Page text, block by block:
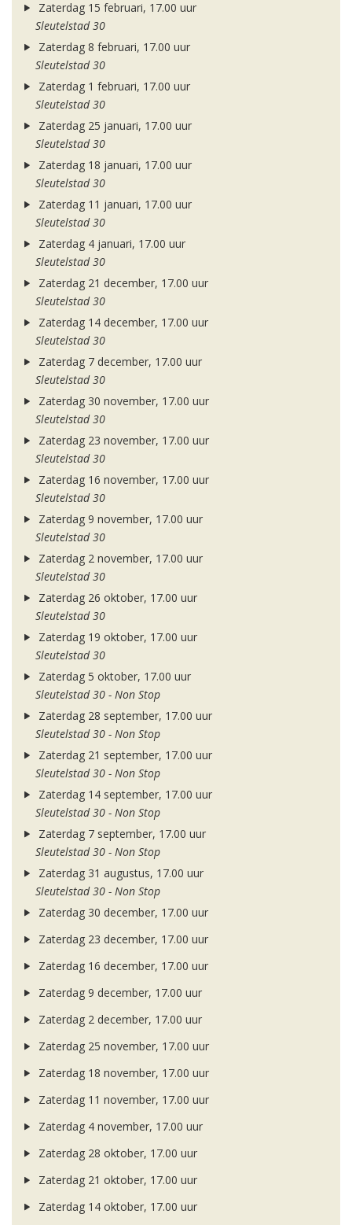
Zaterdag 15 februari, 17.00 uur
Sleutelstad 30
Zaterdag 8 februari, 17.00 uur
Sleutelstad 30
Zaterdag 1 februari, 17.00 uur
Sleutelstad 30
Zaterdag 25 januari, 17.00 uur
Sleutelstad 30
Zaterdag 18 januari, 17.00 uur
Sleutelstad 30
Zaterdag 11 januari, 17.00 uur
Sleutelstad 30
Zaterdag 4 januari, 17.00 uur
Sleutelstad 30
Zaterdag 21 december, 17.00 uur
Sleutelstad 30
Zaterdag 14 december, 17.00 uur
Sleutelstad 30
Zaterdag 7 december, 17.00 uur
Sleutelstad 30
Zaterdag 30 november, 17.00 uur
Sleutelstad 30
Zaterdag 23 november, 17.00 uur
Sleutelstad 30
Zaterdag 16 november, 17.00 uur
Sleutelstad 30
Zaterdag 9 november, 17.00 uur
Sleutelstad 30
Zaterdag 2 november, 17.00 uur
Sleutelstad 30
Zaterdag 26 oktober, 17.00 uur
Sleutelstad 30
Zaterdag 19 oktober, 17.00 uur
Sleutelstad 30
Zaterdag 5 oktober, 17.00 uur
Sleutelstad 30 - Non Stop
Zaterdag 28 september, 17.00 uur
Sleutelstad 30 - Non Stop
Zaterdag 21 september, 17.00 uur
Sleutelstad 30 - Non Stop
Zaterdag 14 september, 17.00 uur
Sleutelstad 30 - Non Stop
Zaterdag 7 september, 17.00 uur
Sleutelstad 30 - Non Stop
Zaterdag 31 augustus, 17.00 uur
Sleutelstad 30 - Non Stop
Zaterdag 30 december, 17.00 uur
Zaterdag 23 december, 17.00 uur
Zaterdag 16 december, 17.00 uur
Zaterdag 9 december, 17.00 uur
Zaterdag 2 december, 17.00 uur
Zaterdag 25 november, 17.00 uur
Zaterdag 18 november, 17.00 uur
Zaterdag 11 november, 17.00 uur
Zaterdag 4 november, 17.00 uur
Zaterdag 28 oktober, 17.00 uur
Zaterdag 21 oktober, 17.00 uur
Zaterdag 14 oktober, 17.00 uur